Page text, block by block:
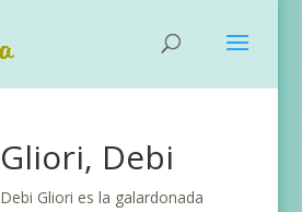
Gliori, Debi
Debi Gliori es la galardonada